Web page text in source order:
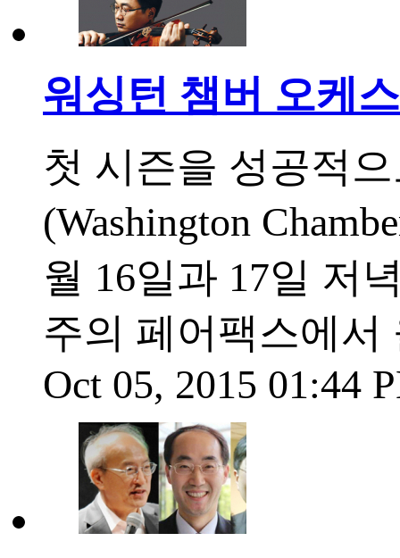
워싱턴 챔버 오케
첫 시즌을 성공적
(Washington
월 16일과 17일 저
주의 페어팩스에서
Oct 05, 2015 01:44